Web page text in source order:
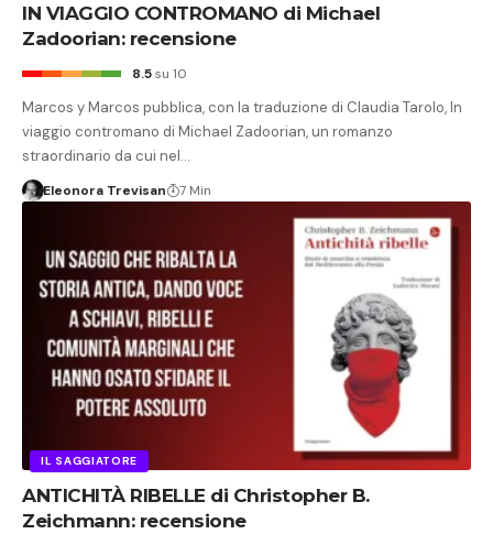
IN VIAGGIO CONTROMANO di Michael
Zadoorian: recensione
8.5su 10
Marcos y Marcos pubblica, con la traduzione di Claudia Tarolo, In
viaggio contromano di Michael Zadoorian, un romanzo
straordinario da cui nel…
Eleonora Trevisan 7 Min
IL SAGGIATORE
ANTICHITÀ RIBELLE di Christopher B.
Zeichmann: recensione